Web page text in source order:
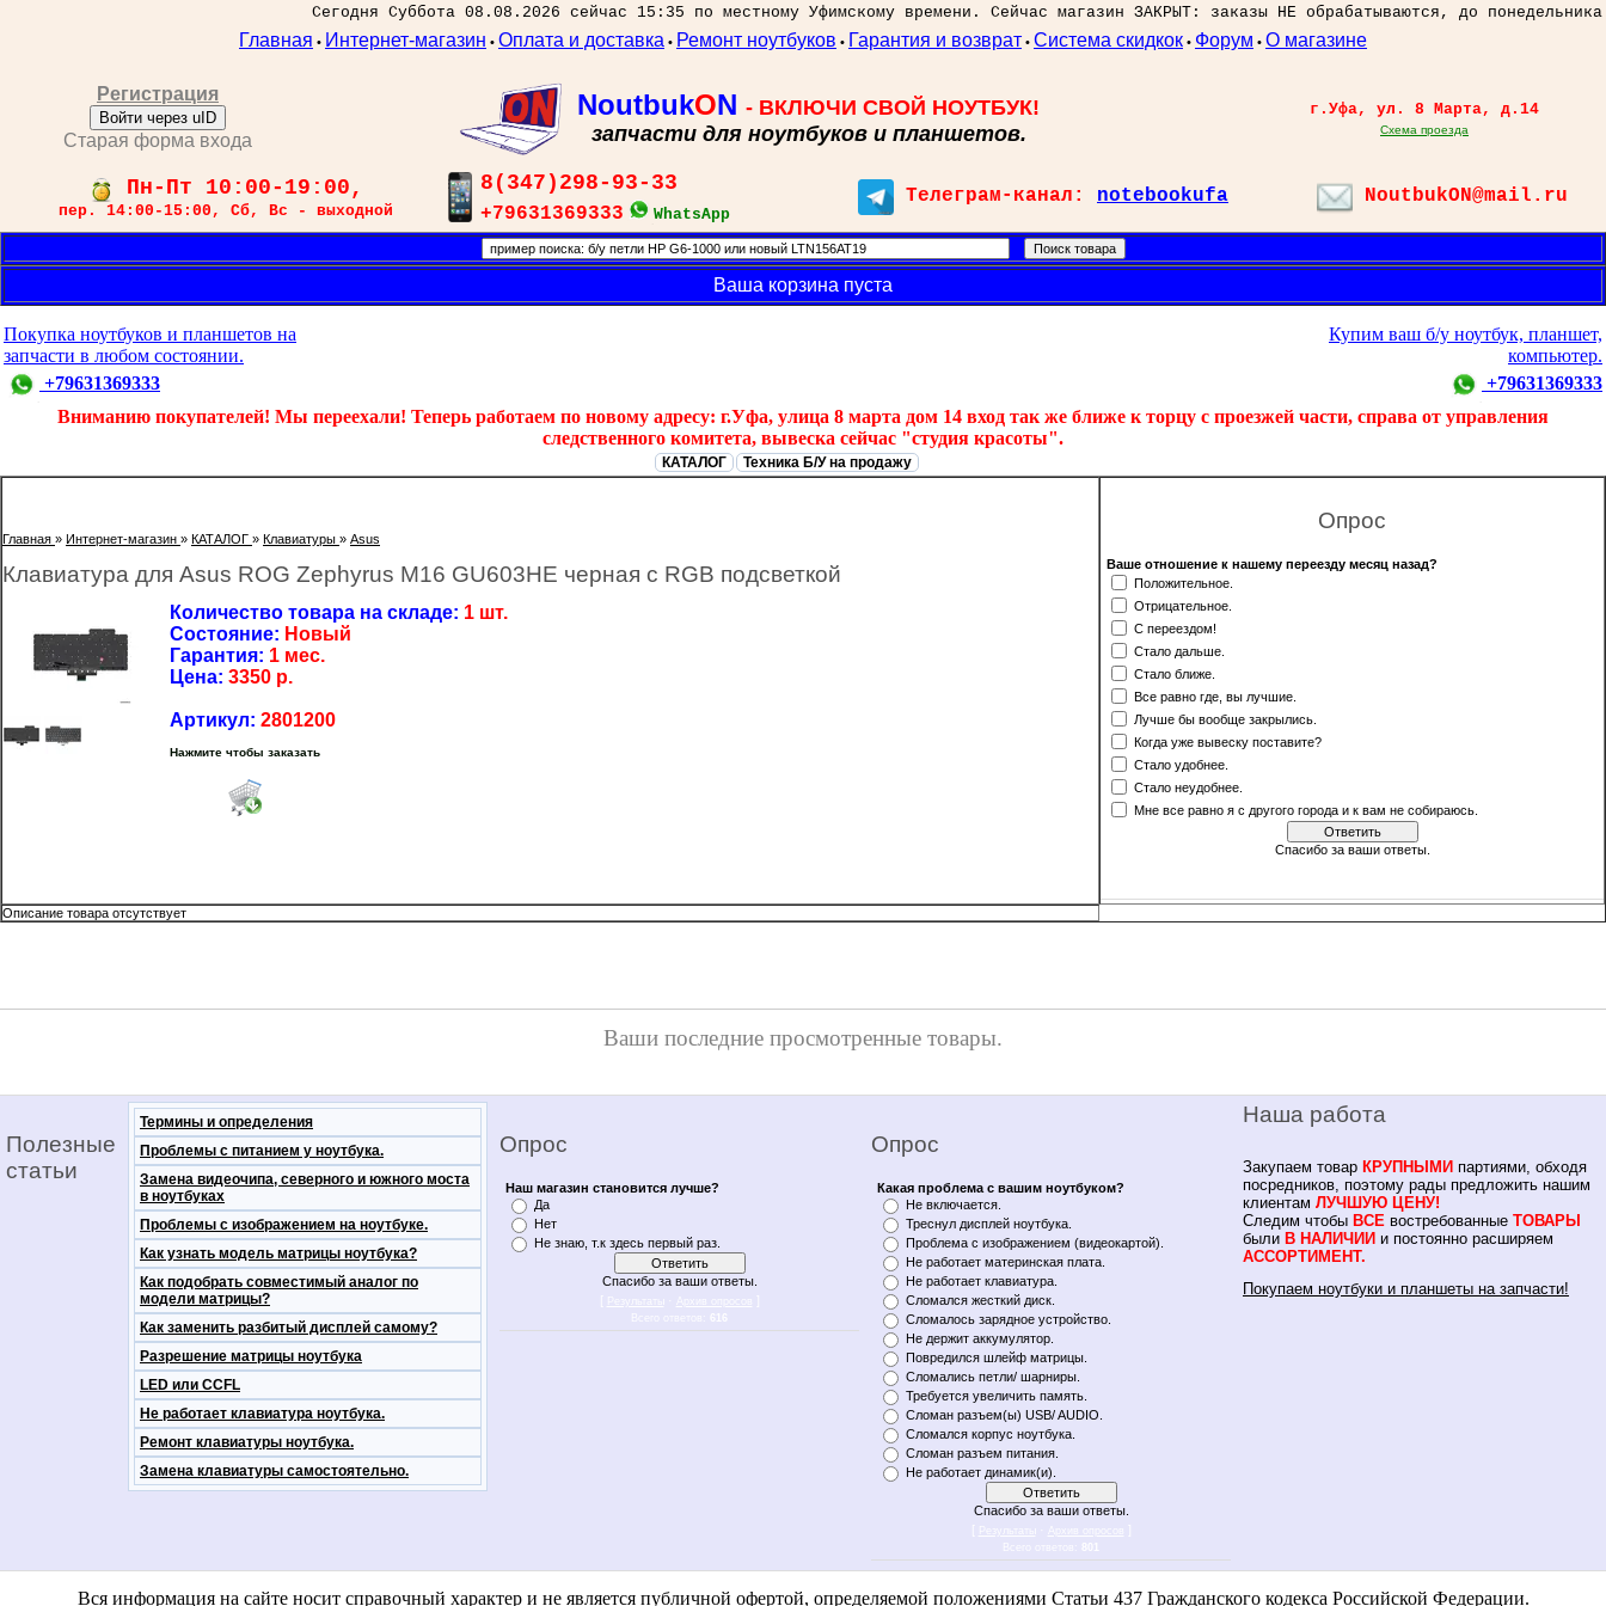
Сегодня Суббота 08.08.2026 сейчас 15:35 по местному Уфимскому времени. Сейчас магазин ЗАКРЫТ: заказы НЕ обрабатываются, до понедельника
Главная • Интернет-магазин • Оплата и доставка • Ремонт ноутбуков • Гарантия и возврат • Система скидкок • Форум • О магазине
Регистрация
Войти через uID
Старая форма входа
NoutbukON - ВКЛЮЧИ СВОЙ НОУТБУК!
запчасти для ноутбуков и планшетов.
г.Уфа, ул. 8 Марта, д.14
Схема проезда
Пн-Пт 10:00-19:00,
пер. 14:00-15:00, Сб, Вс - выходной
8(347)298-93-33
+79631369333 WhatsApp
Телеграм-канал: notebookufa NoutbukON@mail.ru
Ваша корзина пуста
Покупка ноутбуков и планшетов на
запчасти в любом состоянии.
+79631369333
Купим ваш б/у ноутбук, планшет,
компьютер.
+79631369333
Вниманию покупателей! Мы переехали! Теперь работаем по новому адресу: г.Уфа, улица 8 марта дом 14 вход так же ближе к торцу с проезжей части, справа от управления
следственного комитета, вывеска сейчас "студия красоты".
КАТАЛОГ Техника Б/У на продажу
Главная » Интернет-магазин » КАТАЛОГ » Клавиатуры » Asus
Клавиатура для Asus ROG Zephyrus M16 GU603HE черная с RGB подсветкой
Количество товара на складе: 1 шт.
Состояние: Новый
Гарантия: 1 мес.
Цена: 3350 р.
Артикул: 2801200
Нажмите чтобы заказать
Опрос
Ваше отношение к нашему переезду месяц назад?
Положительное.
Отрицательное.
С переездом!
Стало дальше.
Стало ближе.
Все равно где, вы лучшие.
Лучше бы вообще закрылись.
Когда уже вывеску поставите?
Стало удобнее.
Стало неудобнее.
Мне все равно я с другого города и к вам не собираюсь.
Спасибо за ваши ответы.
Описание товара отсутствует
Ваши последние просмотренные товары.
Полезные
статьи
Термины и определения
Проблемы с питанием у ноутбука.
Замена видеочипа, северного и южного моста
в ноутбуках
Проблемы с изображением на ноутбуке.
Как узнать модель матрицы ноутбука?
Как подобрать совместимый аналог по
модели матрицы?
Как заменить разбитый дисплей самому?
Разрешение матрицы ноутбука
LED или CCFL
Не работает клавиатура ноутбука.
Ремонт клавиатуры ноутбука.
Замена клавиатуры самостоятельно.
Опрос
Наш магазин становится лучше?
Да
Нет
Не знаю, т.к здесь первый раз.
Спасибо за ваши ответы.
616
Опрос
Какая проблема с вашим ноутбуком?
Не включается.
Треснул дисплей ноутбука.
Проблема с изображением (видеокартой).
Не работает материнская плата.
Не работает клавиатура.
Сломался жесткий диск.
Сломалось зарядное устройство.
Не держит аккумулятор.
Повредился шлейф матрицы.
Сломались петли/ шарниры.
Требуется увеличить память.
Сломан разъем(ы) USB/ AUDIO.
Сломался корпус ноутбука.
Сломан разъем питания.
Не работает динамик(и).
Спасибо за ваши ответы.
801
Наша работа
Закупаем товар КРУПНЫМИ партиями, обходя
посредников, поэтому рады предложить нашим
клиентам ЛУЧШУЮ ЦЕНУ!
Следим чтобы ВСЕ востребованные ТОВАРЫ
были В НАЛИЧИИ и постоянно расширяем
АССОРТИМЕНТ.
Покупаем ноутбуки и планшеты на запчасти!
Вся информация на сайте носит справочный характер и не является публичной офертой, определяемой положениями Статьи 437 Гражданского кодекса Российской Федерации.